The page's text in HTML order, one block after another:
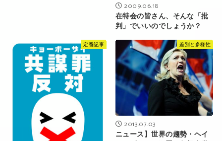
2009.06.18
在特会の皆さん、そんな「批
判」でいいのでしょうか？
定番記事 差別と多様性
2013.07.03
ニュース】世界の趨勢・ヘイ